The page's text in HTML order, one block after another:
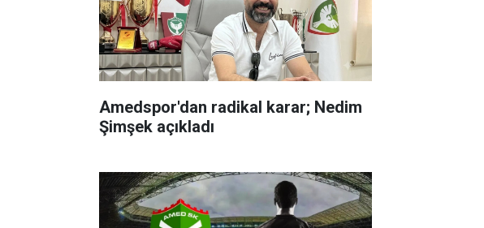
Amedspor'dan radikal karar; Nedim
Şimşek açıkladı